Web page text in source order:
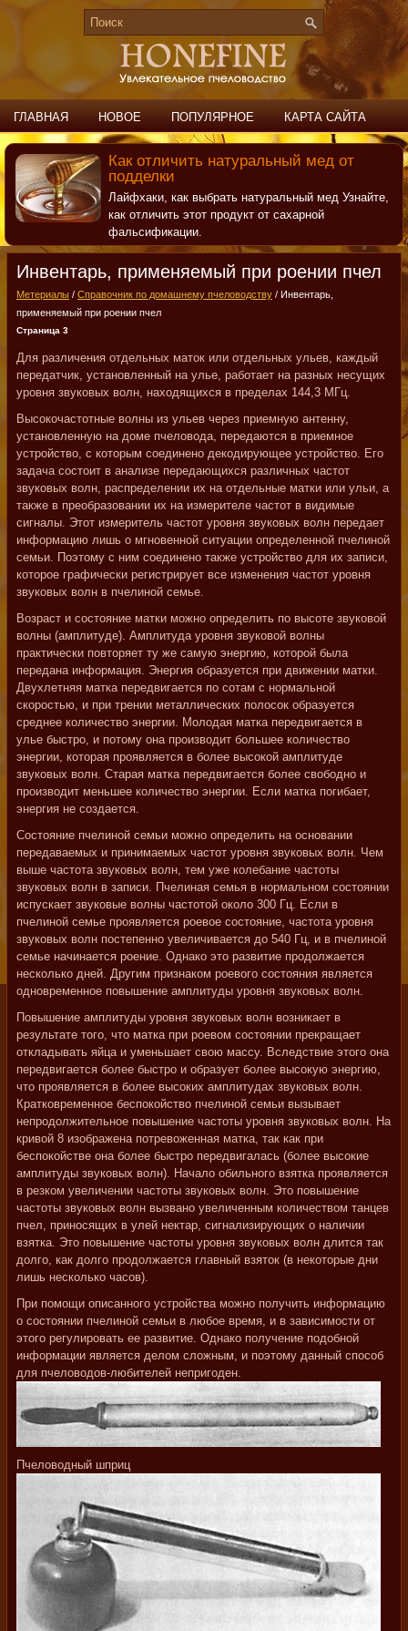
ГЛАВНАЯ НОВОЕ ПОПУЛЯРНОЕ КАРТА САЙТА
ПОИСК КОНТАКТЫ
Как отличить натуральный мед от
подделки
Лайфхаки, как выбрать натуральный мед Узнайте,
как отличить этот продукт от сахарной
фальсификации.
Инвентарь, применяемый при роении пчел
Метериалы / Справочник по домашнему пчеловодству / Инвентарь,
применяемый при роении пчел
Страница 3
Для различения отдельных маток или отдельных ульев, каждый
передатчик, установленный на улье, работает на разных несущих
уровня звуковых волн, находящихся в пределах 144,3 МГц.
Высокочастотные волны из ульев через приемную антенну,
установленную на доме пчеловода, передаются в приемное
устройство, с которым соединено декодирующее устройство. Его
задача состоит в анализе передающихся различных частот
звуковых волн, распределении их на отдельные матки или ульи, а
также в преобразовании их на измерителе частот в видимые
сигналы. Этот измеритель частот уровня звуковых волн передает
информацию лишь о мгновенной ситуации определенной пчелиной
семьи. Поэтому с ним соединено также устройство для их записи,
которое графически регистрирует все изменения частот уровня
звуковых волн в пчелиной семье.
Возраст и состояние матки можно определить по высоте звуковой
волны (амплитуде). Амплитуда уровня звуковой волны
практически повторяет ту же самую энергию, которой была
передана информация. Энергия образуется при движении матки.
Двухлетняя матка передвигается по сотам с нормальной
скоростью, и при трении металлических полосок образуется
среднее количество энергии. Молодая матка передвигается в
улье быстро, и потому она производит большее количество
энергии, которая проявляется в более высокой амплитуде
звуковых волн. Старая матка передвигается более свободно и
производит меньшее количество энергии. Если матка погибает,
энергия не создается.
Состояние пчелиной семьи можно определить на основании
передаваемых и принимаемых частот уровня звуковых волн. Чем
выше частота звуковых волн, тем уже колебание частоты
звуковых волн в записи. Пчелиная семья в нормальном состоянии
испускает звуковые волны частотой около 300 Гц. Если в
пчелиной семье проявляется роевое состояние, частота уровня
звуковых волн постепенно увеличивается до 540 Гц, и в пчелиной
семье начинается роение. Однако это развитие продолжается
несколько дней. Другим признаком роевого состояния является
одновременное повышение амплитуды уровня звуковых волн.
Повышение амплитуды уровня звуковых волн возникает в
результате того, что матка при роевом состоянии прекращает
откладывать яйца и уменьшает свою массу. Вследствие этого она
передвигается более быстро и образует более высокую энергию,
что проявляется в более высоких амплитудах звуковых волн.
Кратковременное беспокойство пчелиной семьи вызывает
непродолжительное повышение частоты уровня звуковых волн. На
кривой 8 изображена потревоженная матка, так как при
беспокойстве она более быстро передвигалась (более высокие
амплитуды звуковых волн). Начало обильного взятка проявляется
в резком увеличении частоты звуковых волн. Это повышение
частоты звуковых волн вызвано увеличенным количеством танцев
пчел, приносящих в улей нектар, сигнализирующих о наличии
взятка. Это повышение частоты уровня звуковых волн длится так
долго, как долго продолжается главный взяток (в некоторые дни
лишь несколько часов).
При помощи описанного устройства можно получить информацию
о состоянии пчелиной семьи в любое время, и в зависимости от
этого регулировать ее развитие. Однако получение подобной
информации является делом сложным, и поэтому данный способ
для пчеловодов-любителей непригоден.
Пчеловодный шприц